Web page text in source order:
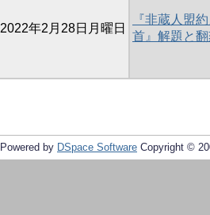
2022年2月28日月曜日
『非蔵人盟
首』解題と
Powered by DSpace Software Copyright ©